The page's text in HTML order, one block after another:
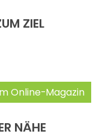
ZIEL
Online-Magazin
NÄHE